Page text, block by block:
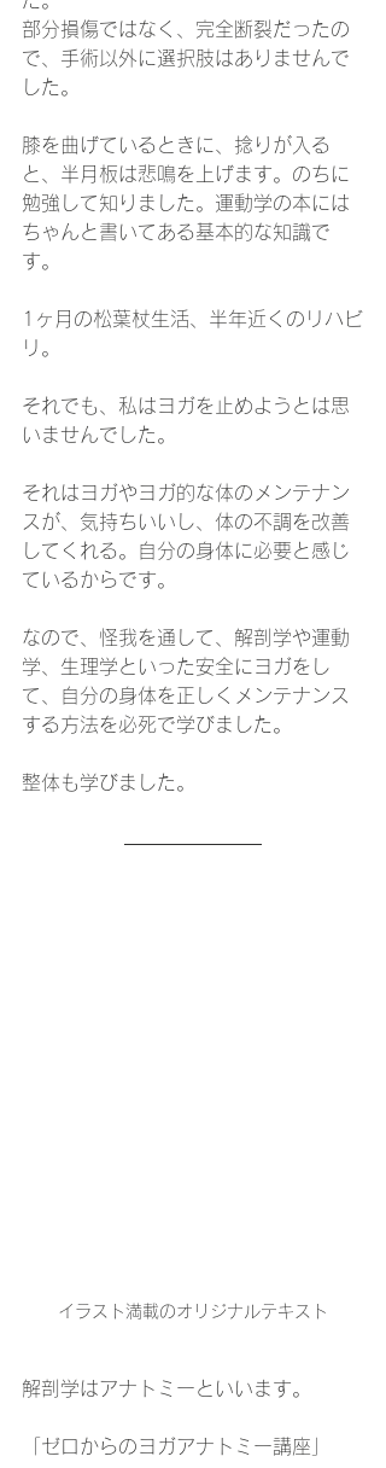
部分損傷ではなく、完全断裂だったの
で、手術以外に選択肢はありませんで
した。
膝を曲げているときに、捻りが入る
と、半月板は悲鳴を上げます。のちに
勉強して知りました。運動学の本には
ちゃんと書いてある基本的な知識で
す。
1ヶ月の松葉杖生活、半年近くのリハビ
リ。
それでも、私はヨガを止めようとは思
いませんでした。
それはヨガやヨガ的な体のメンテナン
スが、気持ちいいし、体の不調を改善
してくれる。自分の身体に必要と感じ
ているからです。
なので、怪我を通して、解剖学や運動
学、生理学といった安全にヨガをし
て、自分の身体を正しくメンテナンス
する方法を必死で学びました。
整体も学びました。
イラスト満載のオリジナルテキスト
解剖学はアナトミーといいます。
「ゼロからのヨガアナトミー講座」